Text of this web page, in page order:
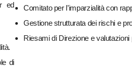
ed
di
Comitato per l’imparzialità con
Gestione strutturata dei rischi e
Riesami di Direzione e